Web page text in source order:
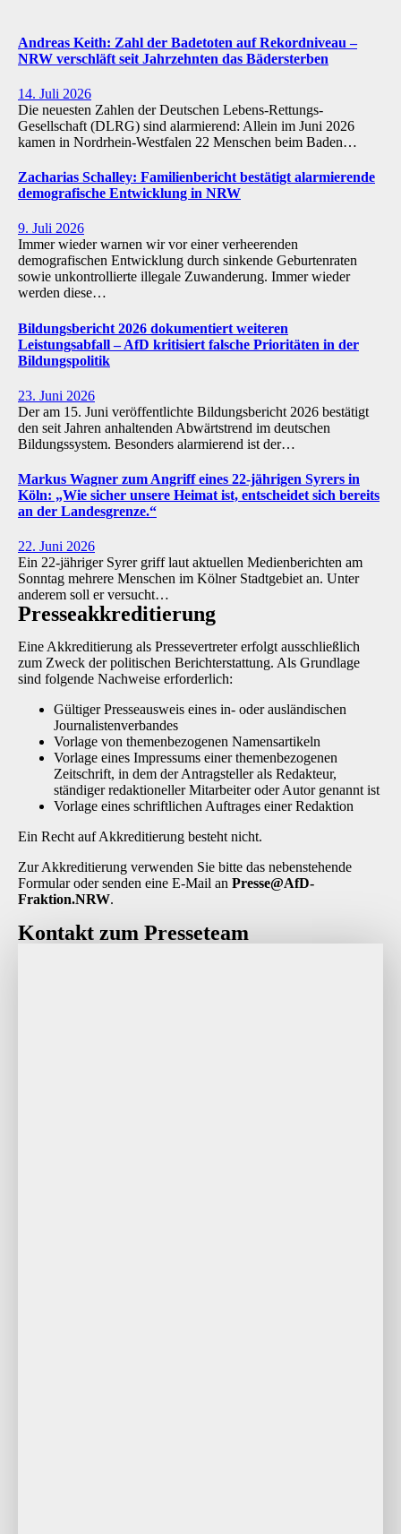
Andreas Keith: Zahl der Badetoten auf Rekordniveau –
NRW verschläft seit Jahrzehnten das Bädersterben
14. Juli 2026
Die neuesten Zahlen der Deutschen Lebens-Rettungs-
Gesellschaft (DLRG) sind alarmierend: Allein im Juni 2026
kamen in Nordrhein-Westfalen 22 Menschen beim Baden…
Zacharias Schalley: Familienbericht bestätigt alarmierende
demografische Entwicklung in NRW
9. Juli 2026
Immer wieder warnen wir vor einer verheerenden
demografischen Entwicklung durch sinkende Geburtenraten
sowie unkontrollierte illegale Zuwanderung. Immer wieder
werden diese…
Bildungsbericht 2026 dokumentiert weiteren
Leistungsabfall – AfD kritisiert falsche Prioritäten in der
Bildungspolitik
23. Juni 2026
Der am 15. Juni veröffentlichte Bildungsbericht 2026 bestätigt
den seit Jahren anhaltenden Abwärtstrend im deutschen
Bildungssystem. Besonders alarmierend ist der…
Markus Wagner zum Angriff eines 22-jährigen Syrers in
Köln: „Wie sicher unsere Heimat ist, entscheidet sich bereits
an der Landesgrenze.“
22. Juni 2026
Ein 22-jähriger Syrer griff laut aktuellen Medienberichten am
Sonntag mehrere Menschen im Kölner Stadtgebiet an. Unter
anderem soll er versucht…
Presse­akkreditierung
Eine Akkreditierung als Pressevertreter erfolgt ausschließlich
zum Zweck der politischen Berichterstattung. Als Grundlage
sind folgende Nachweise erforderlich:
Gültiger Presseausweis eines in- oder ausländischen
Journalistenverbandes
Vorlage von themenbezogenen Namensartikeln
Vorlage eines Impressums einer themenbezogenen
Zeitschrift, in dem der Antragsteller als Redakteur,
ständiger redaktioneller Mitarbeiter oder Autor genannt ist
Vorlage eines schriftlichen Auftrages einer Redaktion
Ein Recht auf Akkreditierung besteht nicht.
Zur Akkreditierung verwenden Sie bitte das nebenstehende
Formular oder senden eine E-Mail an Presse@AfD-
Fraktion.NRW.
Kontakt zum Presseteam